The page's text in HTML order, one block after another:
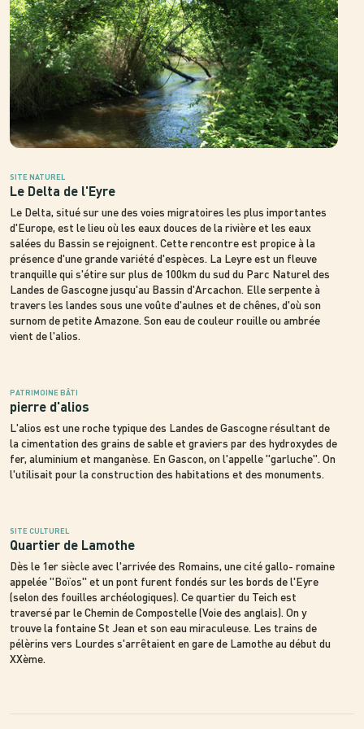
Le Delta de l'Eyre
SITE NATUREL
Le Delta, situé sur une des voies migratoires les plus importantes
d'Europe, est le lieu où les eaux douces de la rivière et les eaux
salées du Bassin se rejoignent. Cette rencontre est propice à la
présence d'une grande variété d'espèces. La Leyre est un fleuve
tranquille qui s'étire sur plus de 100km du sud du Parc Naturel des
Landes de Gascogne jusqu'au Bassin d'Arcachon. Elle serpente à
travers les landes sous une voûte d'aulnes et de chênes, d'où son
surnom de petite Amazone. Son eau de couleur rouille ou ambrée
vient de l'alios.
pierre d'alios
PATRIMOINE BÂTI
L'alios est une roche typique des Landes de Gascogne résultant de
la cimentation des grains de sable et graviers par des hydroxydes de
fer, aluminium et manganèse. En Gascon, on l'appelle "garluche". On
l'utilisait pour la construction des habitations et des monuments.
Quartier de Lamothe
SITE CULTUREL
Dès le 1er siècle avec l'arrivée des Romains, une cité gallo- romaine
appelée "Boïos" et un pont furent fondés sur les bords de l'Eyre
(selon des fouilles archéologiques). Ce quartier du Teich est
traversé par le Chemin de Compostelle (Voie des anglais). On y
trouve la fontaine St Jean et son eau miraculeuse. Les trains de
pélèrins vers Lourdes s'arrêtaient en gare de Lamothe au début du
XXème.